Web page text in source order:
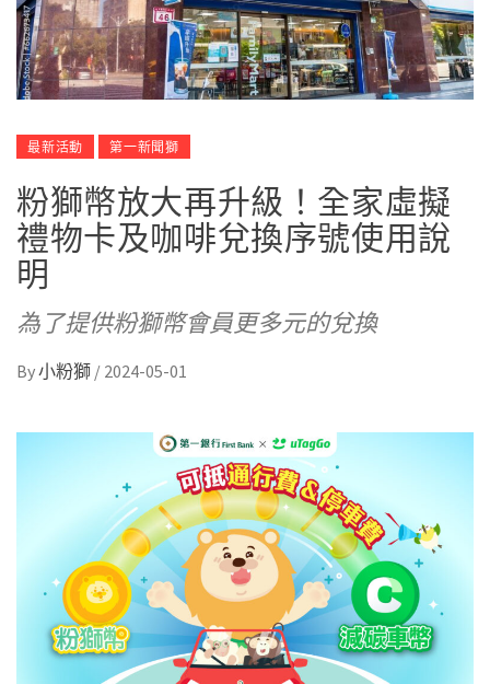
最新活動 第一新聞獅
粉獅幣放大再升級！全家虛擬
禮物卡及咖啡兌換序號使用說
明
為了提供粉獅幣會員更多元的兌換
By小粉獅 / 2024-05-01